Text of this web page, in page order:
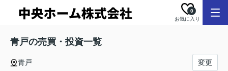
お気に入り
0
青戸の売買・投資一覧
青戸 変更